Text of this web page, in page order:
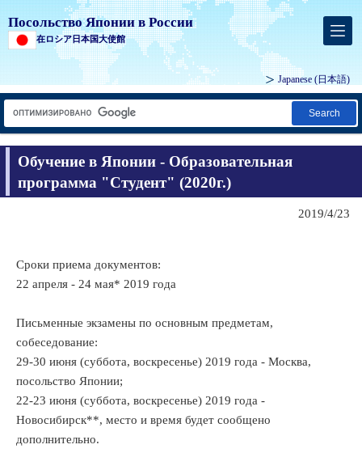
Посольство Японии в России
在ロシア日本国大使館
Japanese (日本語)
Search
Обучение в Японии - Образовательная
программа "Студент" (2020г.)
2019/4/23
Сроки приема документов:
22 апреля - 24 мая* 2019 года
Письменные экзамены по основным предметам,
собеседование:
29-30 июня (суббота, воскресенье) 2019 года - Москва,
посольство Японии;
22-23 июня (суббота, воскресенье) 2019 года -
Новосибирск**, место и время будет сообщено
дополнительно.